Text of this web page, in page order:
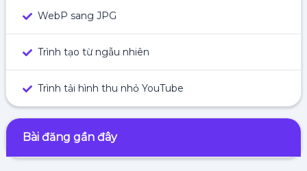
WebP sang JPG
Trình tạo từ ngẫu nhiên
Trình tải hình thu nhỏ YouTube
Bài đăng gần đây